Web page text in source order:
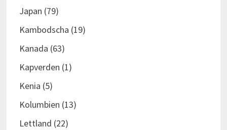
Japan (79)
Kambodscha (19)
Kanada (63)
Kapverden (1)
Kenia (5)
Kolumbien (13)
Lettland (22)